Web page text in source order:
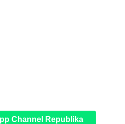
Channel Republika